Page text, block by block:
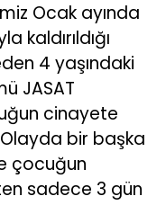
Ocak ayında
kaldırıldığı
4 yaşındaki
JASAT
cinayete
bir başka
çocuğun
sadece 3 gün